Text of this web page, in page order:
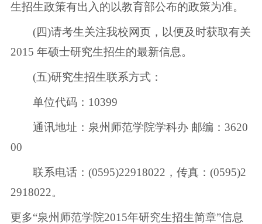
生招生政策有出入的以教育部公布的政策为准。
(四)请考生关注我校网页，以便及时获取有关
2015 年硕士研究生招生的最新信息。
(五)研究生招生联系方式：
单位代码：10399
通讯地址：泉州师范学院学科办 邮编：3620
00
联系电话：(0595)22918022，传真：(0595)2
2918022。
更多“泉州师范学院2015年研究生招生简章”信息